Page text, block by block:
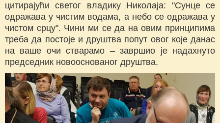
цитирајући светог владику Николаја: "Сунце се
одражава у чистим водама, а небо се одражава у
чистом срцу". Чини ми се да на овим принципима
треба да постоје и друштва попут овог које данас
на ваше очи стварамо – завршио је надахнуто
председник новооснованог друштва.